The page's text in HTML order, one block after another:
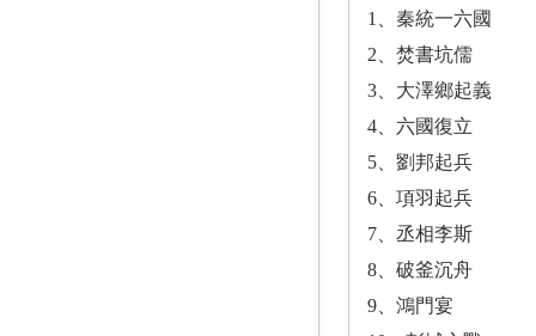
1、秦統一六國
2、焚書坑儒
3、大澤鄉起義
4、六國復立
5、劉邦起兵
6、項羽起兵
7、丞相李斯
8、破釜沉舟
9、鴻門宴